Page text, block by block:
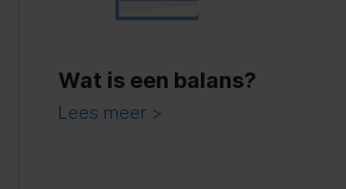
Wat is een balans?
Lees meer >